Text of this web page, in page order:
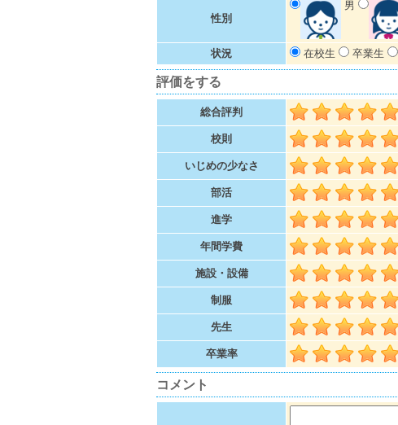
性別
男
状況 在校生 卒業生
評価をする
総合評判
校則
いじめの少なさ
部活
進学
年間学費
施設・設備
制服
先生
卒業率
コメント